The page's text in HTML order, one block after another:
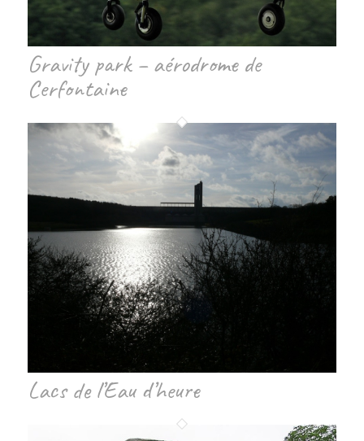
Gravity park – aérodrome de
Cerfontaine
Lacs de l’Eau d’heure